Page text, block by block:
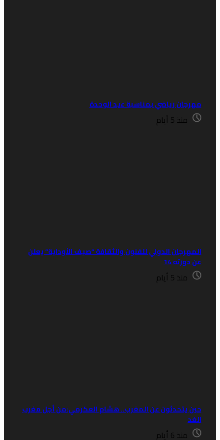
رياضي بمناسبة عيد الوحدة
منذ 5 أيام
الدولي للفنون والثقافة “صيف الأوداية” يعلن
دورته 14
منذ 5 أيام
يتحدثون عن المغرب.. هشام العكرمي:من أجل مغرب
منذ 6 أيام